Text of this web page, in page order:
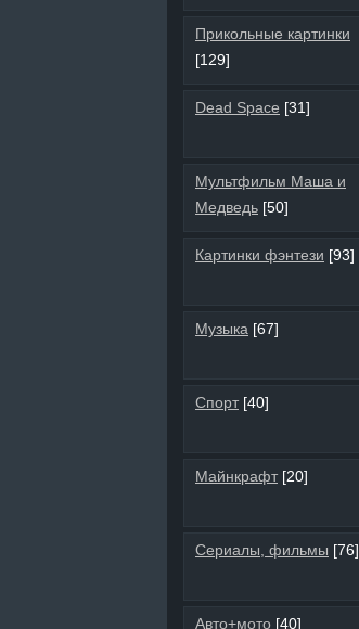
Прикольные картинки
[129]
Dead Space [31]
Мультфильм Маша и
Медведь [50]
Картинки фэнтези [93]
Музыка [67]
Спорт [40]
Майнкрафт [20]
Сериалы, фильмы [76]
Авто+мото [40]